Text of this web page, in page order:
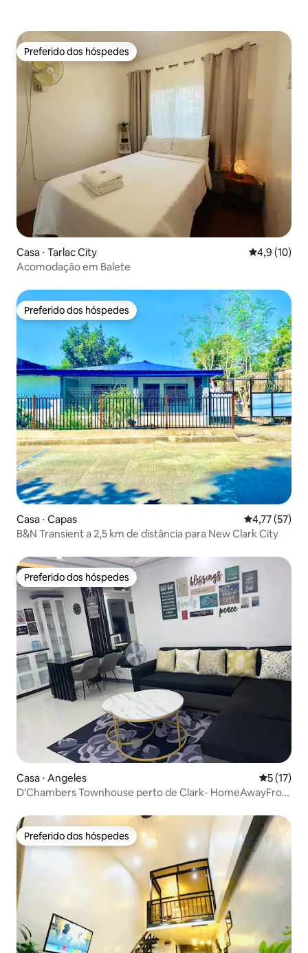
Preferido dos hóspedes
Preferido dos hóspedes
Casa ⋅ Tarlac City 4,9 de uma
4,9 (10)
Acomodação em Balete
Preferido dos hóspedes
Preferido dos hóspedes
Casa ⋅ Capas 4,77 de uma
4,77 (57)
B&N Transient a 2,5 km de distância para New Clark City
Preferido dos hóspedes
Preferido dos hóspedes
Casa ⋅ Angeles 5 de uma
5 (17)
D'Chambers Townhouse perto de Clark- HomeAwayFrom
Preferido dos hóspedes
Preferido dos hóspedes